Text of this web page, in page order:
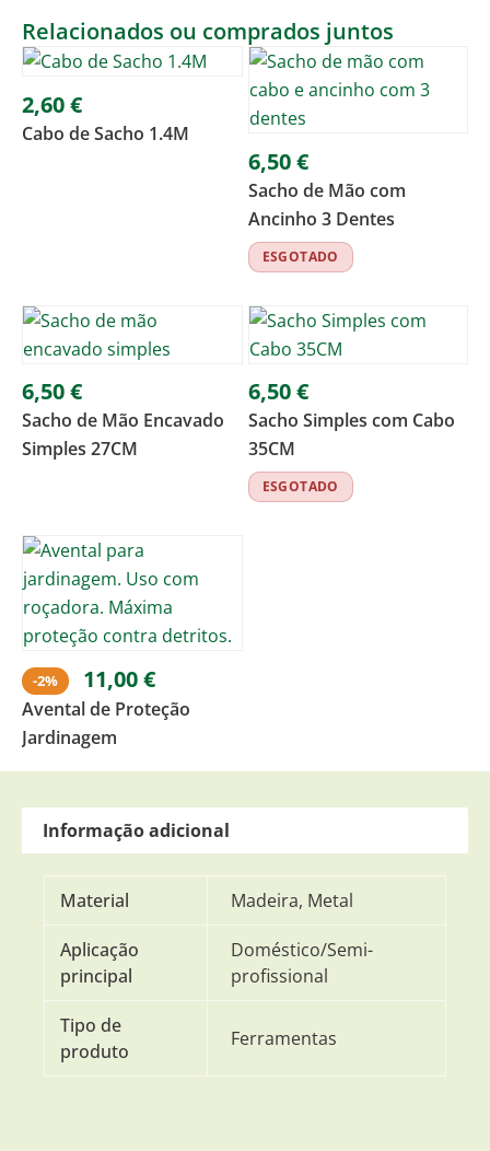
Relacionados ou comprados juntos
2,60€
Cabo de Sacho 1.4M
6,50€
Sacho de Mão com
Ancinho 3 Dentes
ESGOTADO
6,50€
Sacho de Mão Encavado
Simples 27CM
6,50€
Sacho Simples com Cabo
35CM
ESGOTADO
-2% 11,00€
Avental de Proteção
Jardinagem
Informação adicional
Material Madeira, Metal
Aplicação
principal
Doméstico/Semi-
profissional
Tipo de
produto
Ferramentas